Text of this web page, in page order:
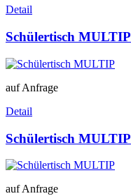
Detail
Schülertisch MULTIP
auf Anfrage
Detail
Schülertisch MULTIP
auf Anfrage